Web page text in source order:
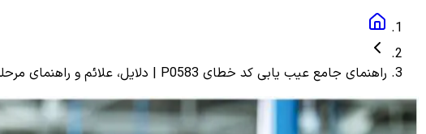
راهنمای جامع عیب یابی کد خطای P0583 | دلایل، علائم و راهنمای مرحله به مرحله